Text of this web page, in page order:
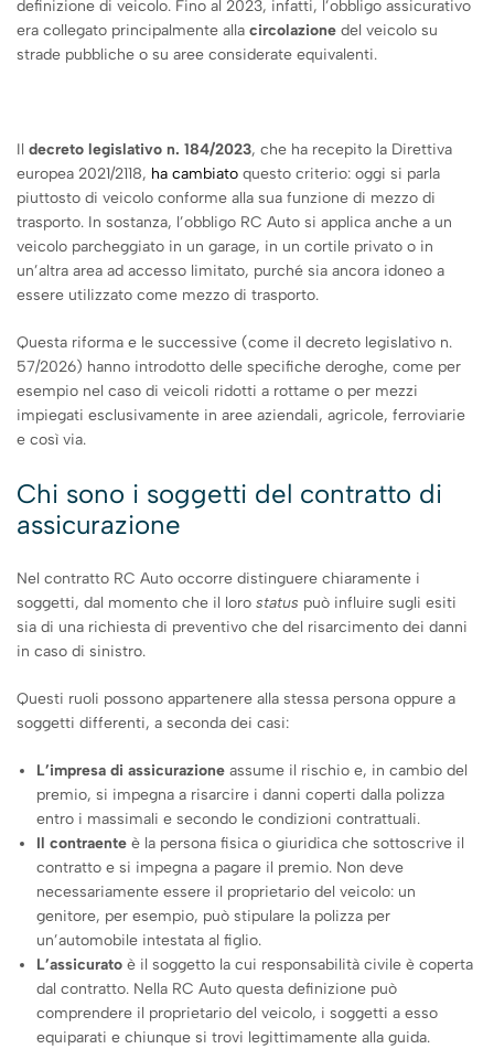
definizione di veicolo. Fino al 2023, infatti, l’obbligo assicurativo
era collegato principalmente alla circolazione del veicolo su
strade pubbliche o su aree considerate equivalenti.
Il decreto legislativo n. 184/2023, che ha recepito la Direttiva
europea 2021/2118, ha cambiato questo criterio: oggi si parla
piuttosto di veicolo conforme alla sua funzione di mezzo di
trasporto. In sostanza, l’obbligo RC Auto si applica anche a un
veicolo parcheggiato in un garage, in un cortile privato o in
un’altra area ad accesso limitato, purché sia ancora idoneo a
essere utilizzato come mezzo di trasporto.
Questa riforma e le successive (come il decreto legislativo n.
57/2026) hanno introdotto delle specifiche deroghe, come per
esempio nel caso di veicoli ridotti a rottame o per mezzi
impiegati esclusivamente in aree aziendali, agricole, ferroviarie
e così via.
Chi sono i soggetti del contratto di
assicurazione
Nel contratto RC Auto occorre distinguere chiaramente i
soggetti, dal momento che il loro status può influire sugli esiti
sia di una richiesta di preventivo che del risarcimento dei danni
in caso di sinistro.
Questi ruoli possono appartenere alla stessa persona oppure a
soggetti differenti, a seconda dei casi:
L’impresa di assicurazione assume il rischio e, in cambio del
premio, si impegna a risarcire i danni coperti dalla polizza
entro i massimali e secondo le condizioni contrattuali.
Il contraente è la persona fisica o giuridica che sottoscrive il
contratto e si impegna a pagare il premio. Non deve
necessariamente essere il proprietario del veicolo: un
genitore, per esempio, può stipulare la polizza per
un’automobile intestata al figlio.
L’assicurato è il soggetto la cui responsabilità civile è coperta
dal contratto. Nella RC Auto questa definizione può
comprendere il proprietario del veicolo, i soggetti a esso
equiparati e chiunque si trovi legittimamente alla guida.